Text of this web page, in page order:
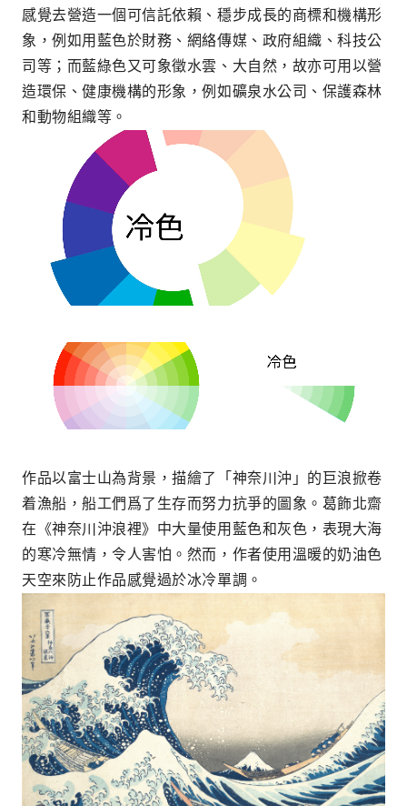
感覺去營造一個可信託依賴、穩步成長的商標和機構形
象，例如用藍色於財務、網絡傳媒、政府組織、科技公
司等；而藍綠色又可象徵水雲、大自然，故亦可用以營
造環保、健康機構的形象，例如礦泉水公司、保護森林
和動物組織等。
作品以富士山為背景，描繪了「神奈川沖」的巨浪掀卷
着漁船，船工們爲了生存而努力抗爭的圖象。葛飾北齋
在《神奈川沖浪裡》中大量使用藍色和灰色，表現大海
的寒冷無情，令人害怕。然而，作者使用溫暖的奶油色
天空來防止作品感覺過於冰冷單調。